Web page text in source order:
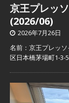
京王プレッ
(2026/06)
2026年7月26日
名前：京王プレッ
区日本橋茅場町1-3-